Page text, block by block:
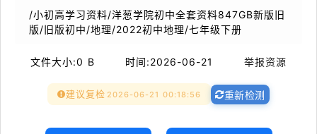
/小初高学习资料/洋葱学院初中全套资料847GB新版旧
版/旧版初中/地理/2022初中地理/七年级下册
文件大小:0 B 时间:2026-06-21 举报资源
建议复检 2026-06-21 00:18:56 重新检测